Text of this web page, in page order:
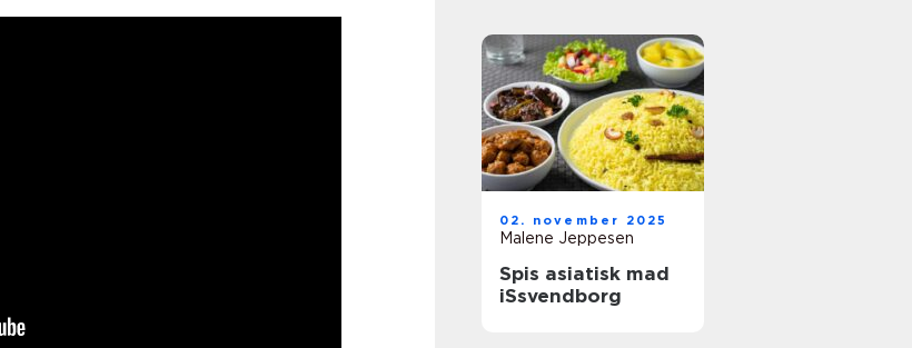
02. november 2025
Malene Jeppesen
Spis asiatisk mad
iSsvendborg